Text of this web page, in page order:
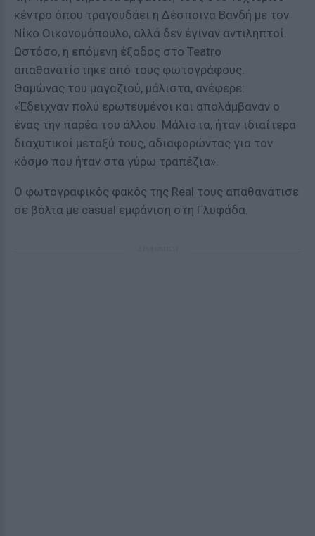
κέντρο όπου τραγουδάει η Δέσποινα Βανδή με τον
Νίκο Οικονομόπουλο, αλλά δεν έγιναν αντιληπτοί.
Ωστόσο, η επόμενη έξοδος στο Teatro
απαθανατίστηκε από τους φωτογράφους.
Θαμώνας του μαγαζιού, μάλιστα, ανέφερε:
«Έδειχναν πολύ ερωτευμένοι και απολάμβαναν ο
ένας την παρέα του άλλου. Μάλιστα, ήταν ιδιαίτερα
διαχυτικοί μεταξύ τους, αδιαφορώντας για τον
κόσμο που ήταν στα γύρω τραπέζια».
Ο φωτογραφικός φακός της Real τους απαθανάτισε
σε βόλτα με casual εμφάνιση στη Γλυφάδα.